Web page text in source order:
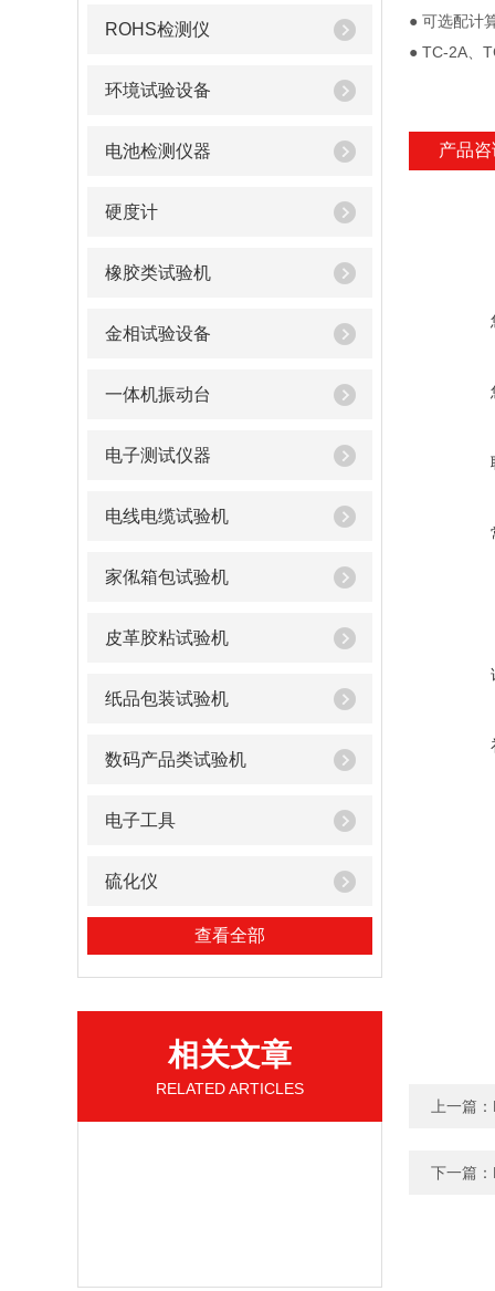
ROHS检测仪
环境试验设备
电池检测仪器
硬度计
橡胶类试验机
金相试验设备
一体机振动台
电子测试仪器
电线电缆试验机
家俬箱包试验机
皮革胶粘试验机
纸品包装试验机
数码产品类试验机
电子工具
硫化仪
查看全部
相关文章
RELATED ARTICLES
● 可选配计
● TC-2A、
产品
上一篇：
下一篇：